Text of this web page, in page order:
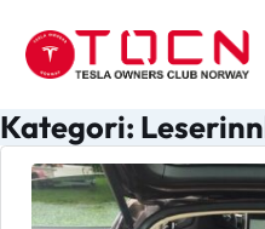
Kategori: